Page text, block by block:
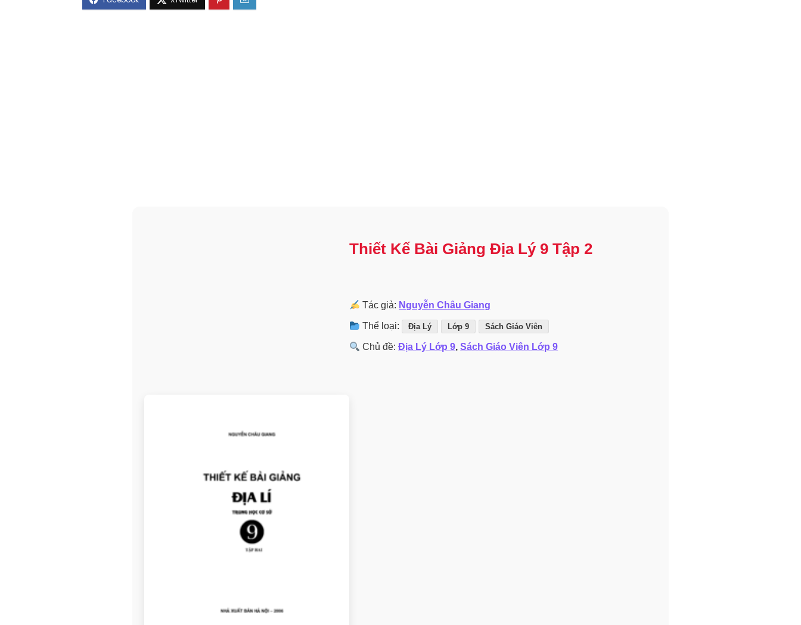
Thiết Kế Bài Giảng Địa Lý 9 Tập 2
Tác giả: Nguyễn Châu Giang
Thể loại: Địa Lý Lớp 9 Sách Giáo Viên
Chủ đề:Địa Lý Lớp 9,Sách Giáo Viên Lớp 9